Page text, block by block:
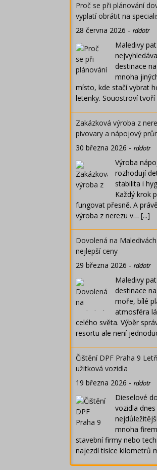
Proč se při plánování
vyplatí obrátit na
28 června 2026 - rddotr
Maledivy
destinace
mnoha
místo, kde stačí vybrat
letenky. Souostroví
Zakázková výroba z
pivovary a nápojový
30 března 2026 - rddotr
Výroba
rozhodují
stabilita i
Každý krok
fungovat přesně. A
výroba z nerezu v… [...]
Dovolená na
nejlepší ceny
29 března 2026 - rddotr
Maledivy
destinace
moře, bílé
atmosféra
celého světa. Výběr
resortu ale není
Čištění DPF Praha 9
užitková vozidla
19 března 2026 - rddotr
Dieselové
vozidla
mnoha
stavební firmy nebo
najezdí tisíce kilometrů